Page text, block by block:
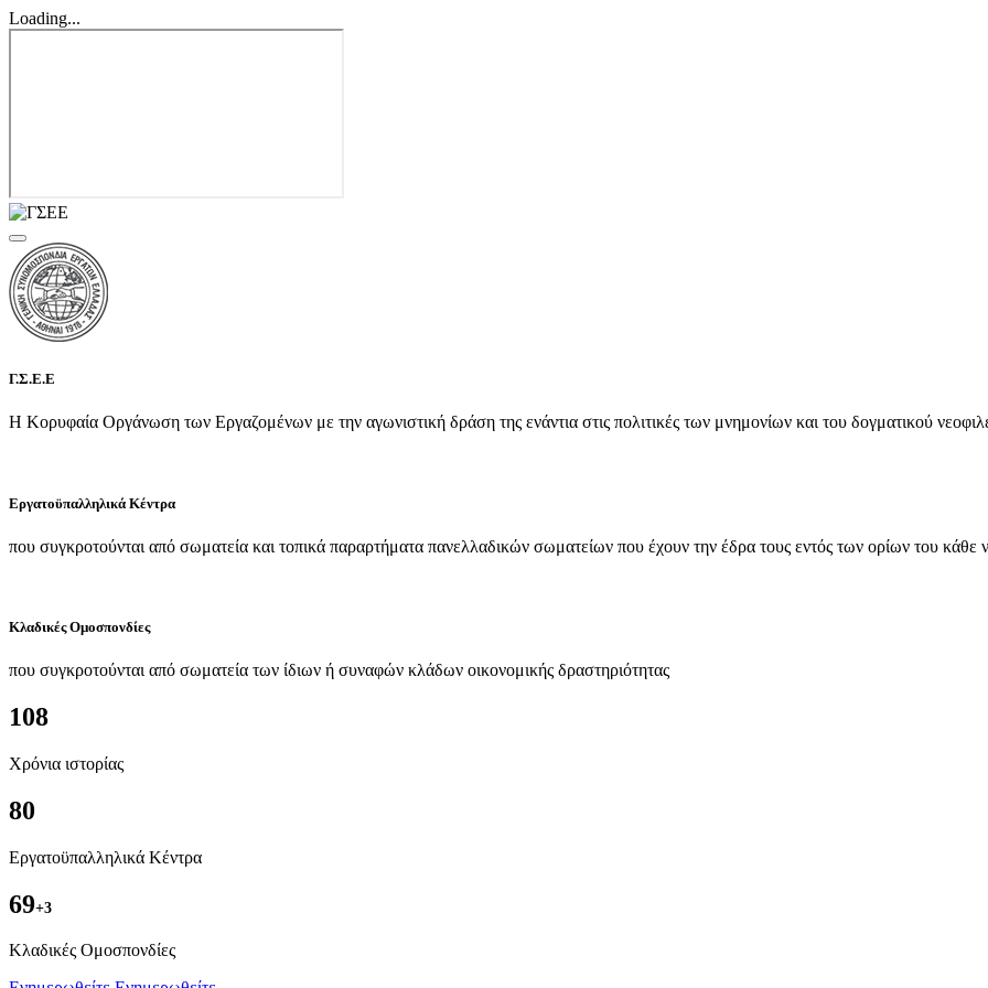
Loading...
Γ.Σ.Ε.Ε
Η Κορυφαία Οργάνωση των Εργαζομένων με την αγωνιστική δράση της ενάντια στις πολιτικές των μνημονίων και του δογματικού
Εργατοϋπαλληλικά Κέντρα
που συγκροτούνται από σωματεία και τοπικά παραρτήματα πανελλαδικών σωματείων που έχουν την έδρα τους εντός των ορίων του κάθε
Κλαδικές Ομοσπονδίες
που συγκροτούνται από σωματεία των ίδιων ή συναφών κλάδων οικονομικής δραστηριότητας
108
Χρόνια ιστορίας
80
Εργατοϋπαλληλικά Κέντρα
69+3
Kλαδικές Ομοσπονδίες